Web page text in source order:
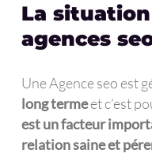
La
agences
Une Agence seo est
long termeet c’est
est un facteur
relation saine et